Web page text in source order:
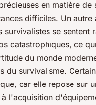
en matière de
difficiles. Un autre
se sentent
catastrophiques, ce
du monde
du survivalisme.
car elle repose sur
l'acquisition